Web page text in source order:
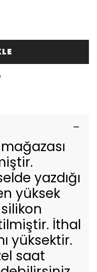
yazdığı
yüksek
silikon
İthal
yüksektir.
saat